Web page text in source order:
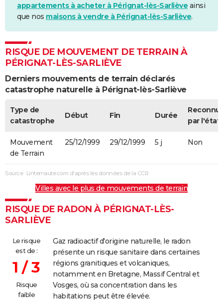
Sécheresse 01/01/2001 30/09/2001 273 j Oui
Sécheresse 01/01/1992 31/08/1997 2070 j
appartements à acheter à Pérignat-lès-Sarliève ainsi
que nos maisons à vendre à Pérignat-lès-Sarliève.
RISQUE DE MOUVEMENT DE TERRAIN À
PÉRIGNAT-LÈS-SARLIÈVE
Derniers mouvements de terrain déclarés
catastrophe naturelle à Pérignat-lès-Sarliève
Type de
catastrophe
Début Fin Durée
par l'état
Mouvement
de Terrain
25/12/1999 29/12/1999 5 j Non
Source : Linternaute.com d'après les données de la CCR
Villes avec le plus de mouvements de terrain
RISQUE DE RADON À PÉRIGNAT-LÈS-
SARLIÈVE
Le risque
est de :
1 / 3
Risque
faible
Gaz radioactif d'origine naturelle, le radon
présente un risque sanitaire dans certaines
régions granitiques et volcaniques,
notamment en Bretagne, Massif Central et
Vosges, où sa concentration dans les
habitations peut être élevée.